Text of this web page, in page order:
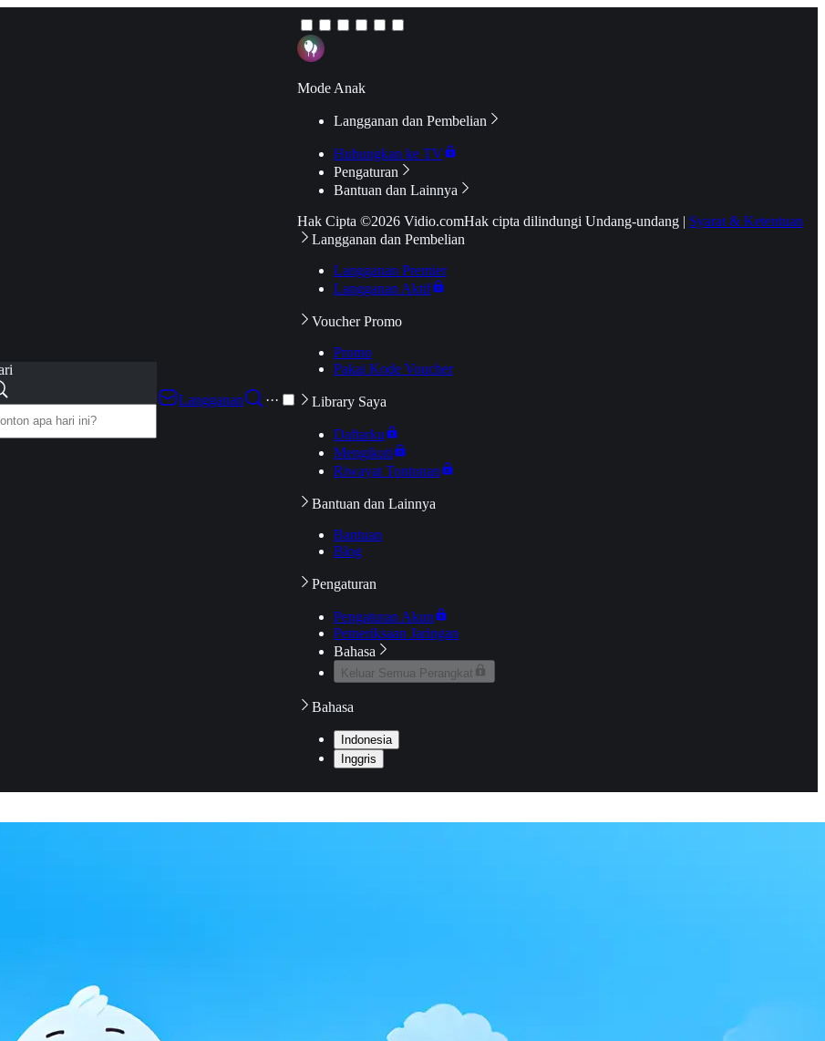
Langganan
···
Mode Anak
Langganan dan Pembelian
Hubungkan ke TV
Pengaturan
Bantuan dan Lainnya
Hak Cipta ©2026 Vidio.comHak cipta dilindungi Undang-undang | Syarat & Ketentuan
Langganan dan Pembelian
Langganan Premier
Langganan Aktif
Voucher Promo
Promo
Pakai Kode Voucher
Library Saya
Daftarku
Mengikuti
Riwayat Tontonan
Bantuan dan Lainnya
Bantuan
Blog
Pengaturan
Pengaturan Akun
Pemeriksaan Jaringan
Bahasa
Keluar Semua Perangkat
Bahasa
Indonesia
Inggris